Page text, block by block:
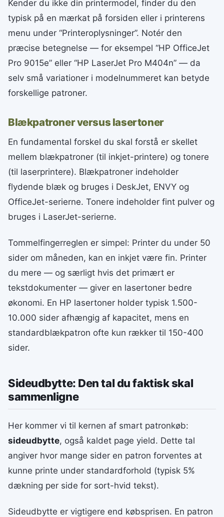
Kender du ikke din printermodel, finder du den
typisk på en mærkat på forsiden eller i printerens
menu under “Printeroplysninger”. Notér den
præcise betegnelse — for eksempel “HP OfficeJet
Pro 9015e” eller “HP LaserJet Pro M404n” — da
selv små variationer i modelnummeret kan betyde
forskellige patroner.
Blækpatroner versus lasertoner
En fundamental forskel du skal forstå er skellet
mellem blækpatroner (til inkjet-printere) og tonere
(til laserprintere). Blækpatroner indeholder
flydende blæk og bruges i DeskJet, ENVY og
OfficeJet-serierne. Tonere indeholder fint pulver og
bruges i LaserJet-serierne.
Tommelfingerreglen er simpel: Printer du under 50
sider om måneden, kan en inkjet være fin. Printer
du mere — og særligt hvis det primært er
tekstdokumenter — giver en lasertoner bedre
økonomi. En HP lasertoner holder typisk 1.500-
10.000 sider afhængig af kapacitet, mens en
standardblækpatron ofte kun rækker til 150-400
sider.
Sideudbytte: Den tal du faktisk skal
sammenligne
Her kommer vi til kernen af smart patronkøb:
sideudbytte, også kaldet page yield. Dette tal
angiver hvor mange sider en patron forventes at
kunne printe under standardforhold (typisk 5%
dækning per side for sort-hvid tekst).
Sideudbytte er vigtigere end købsprisen. En patron